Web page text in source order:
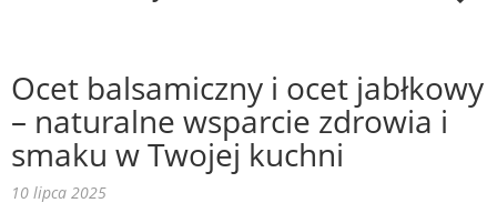
Ocet balsamiczny i ocet jabłkowy
– naturalne wsparcie zdrowia i
smaku w Twojej kuchni
10 lipca 2025